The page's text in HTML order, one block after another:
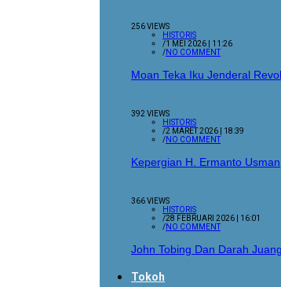
256 VIEWS
HISTORIS
/1 MEI 2026 | 11:26
/NO COMMENT
Moan Teka Iku Jenderal
392 VIEWS
HISTORIS
/2 MARET 2026 | 18:39
/NO COMMENT
Kepergian H. Ermanto
366 VIEWS
HISTORIS
/28 FEBRUARI 2026 | 16:01
/NO COMMENT
John Tobing Dan Darah
Tokoh